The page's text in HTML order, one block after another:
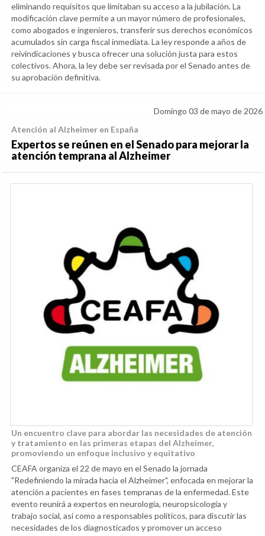
eliminando requisitos que limitaban su acceso a la jubilación. La
modificación clave permite a un mayor número de profesionales,
como abogados e ingenieros, transferir sus derechos económicos
acumulados sin carga fiscal inmediata. La ley responde a años de
reivindicaciones y busca ofrecer una solución justa para estos
colectivos. Ahora, la ley debe ser revisada por el Senado antes de
su aprobación definitiva.
Domingo 03 de mayo de 2026
Atención al Alzheimer en España
Expertos se reúnen en el Senado para mejorar la
atención temprana al Alzheimer
Un encuentro clave para abordar las necesidades de atención
y tratamiento en las primeras etapas del Alzheimer,
promoviendo un enfoque inclusivo y equitativo
CEAFA organiza el 22 de mayo en el Senado la jornada
"Redefiniendo la mirada hacia el Alzheimer", enfocada en mejorar la
atención a pacientes en fases tempranas de la enfermedad. Este
evento reunirá a expertos en neurología, neuropsicología y
trabajo social, así como a responsables políticos, para discutir las
necesidades de los diagnosticados y promover un acceso